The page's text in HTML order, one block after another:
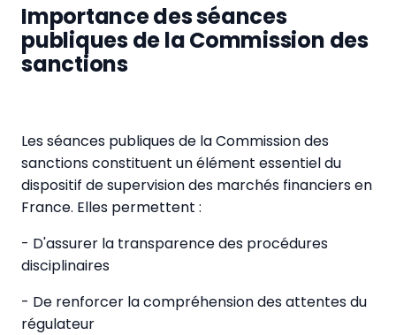
Importance des séances
publiques de la Commission des
sanctions
Les séances publiques de la Commission des
sanctions constituent un élément essentiel du
dispositif de supervision des marchés financiers en
France. Elles permettent :
- D'assurer la transparence des procédures
disciplinaires
- De renforcer la compréhension des attentes du
régulateur